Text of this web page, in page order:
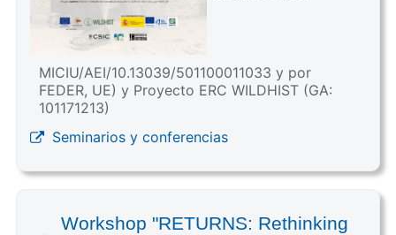
MICIU/AEI/10.13039/501100011033 y por
FEDER, UE) y Proyecto ERC WILDHIST (GA:
101171213)
Seminarios y conferencias
Workshop "RETURNS: Rethinking